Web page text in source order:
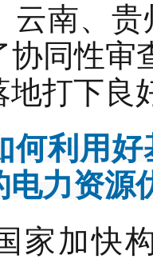
云南、
同性审
地打下良
何利用
电力资源
家加快